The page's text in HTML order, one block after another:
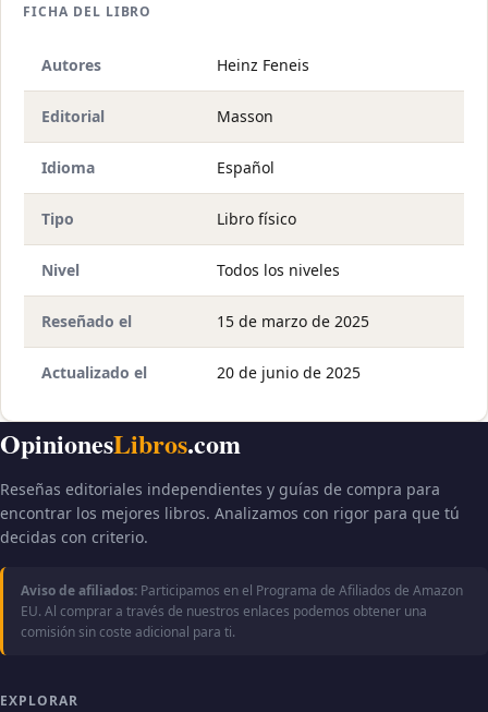
FICHA DEL LIBRO
Autores Heinz Feneis
Editorial Masson
Idioma Español
Tipo Libro físico
Nivel Todos los niveles
Reseñado el 15 de marzo de 2025
Actualizado el 20 de junio de 2025
OpinionesLibros.com
Reseñas editoriales independientes y guías de compra para
encontrar los mejores libros. Analizamos con rigor para que tú
decidas con criterio.
Aviso de afiliados: Participamos en el Programa de Afiliados de Amazon
EU. Al comprar a través de nuestros enlaces podemos obtener una
comisión sin coste adicional para ti.
EXPLORAR